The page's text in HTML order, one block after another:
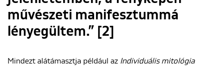
művészeti manifesztummá
lényegültem.” [2]
Mindezt alátámasztja például az Individuális mitológia